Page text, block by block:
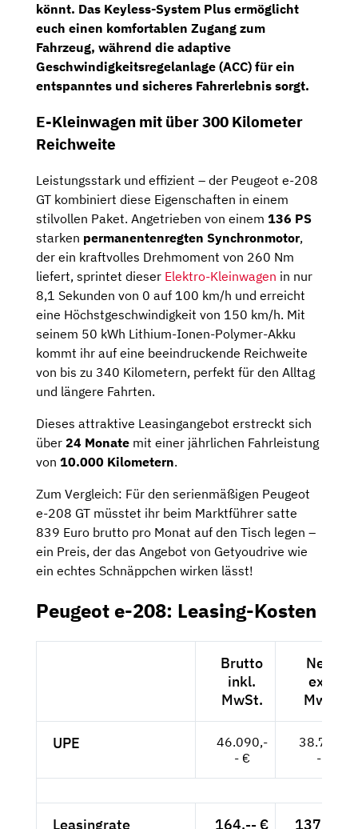
könnt. Das Keyless-System Plus ermöglicht
euch einen komfortablen Zugang zum
Fahrzeug, während die adaptive
Geschwindigkeitsregelanlage (ACC) für ein
entspanntes und sicheres Fahrerlebnis sorgt.
E-Kleinwagen mit über 300 Kilometer
Reichweite
Leistungsstark und effizient – der Peugeot e-208
GT kombiniert diese Eigenschaften in einem
stilvollen Paket. Angetrieben von einem 136 PS
starken permanentenregten Synchronmotor,
der ein kraftvolles Drehmoment von 260 Nm
liefert, sprintet dieser Elektro-Kleinwagen in nur
8,1 Sekunden von 0 auf 100 km/h und erreicht
eine Höchstgeschwindigkeit von 150 km/h. Mit
seinem 50 kWh Lithium-Ionen-Polymer-Akku
kommt ihr auf eine beeindruckende Reichweite
von bis zu 340 Kilometern, perfekt für den Alltag
und längere Fahrten.
Dieses attraktive Leasingangebot erstreckt sich
über 24 Monate mit einer jährlichen Fahrleistung
von 10.000 Kilometern.
Zum Vergleich: Für den serienmäßigen Peugeot
e-208 GT müsstet ihr beim Marktführer satte
839 Euro brutto pro Monat auf den Tisch legen –
ein Preis, der das Angebot von Getyoudrive wie
ein echtes Schnäppchen wirken lässt!
Peugeot e-208: Leasing-Kosten
Brutto
inkl.
MwSt.
Netto
exkl.
MwSt.
UPE
46.090,-
- €
38.731,-
- €
Leasingrate 164,-- € 137,82 €